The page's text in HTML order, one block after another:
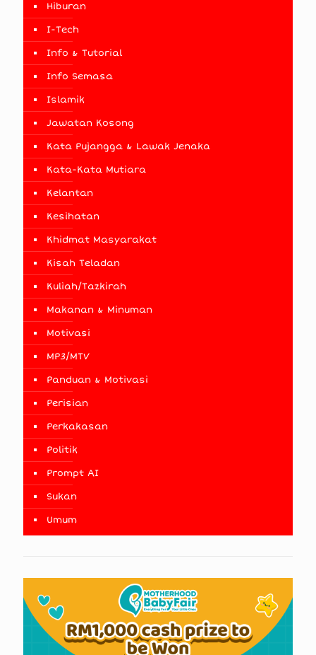
Hiburan
I-Tech
Info & Tutorial
Info Semasa
Islamik
Jawatan Kosong
Kata Pujangga & Lawak Jenaka
Kata-Kata Mutiara
Kelantan
Kesihatan
Khidmat Masyarakat
Kisah Teladan
Kuliah/Tazkirah
Makanan & Minuman
Motivasi
MP3/MTV
Panduan & Motivasi
Perisian
Perkakasan
Politik
Prompt AI
Sukan
Umum